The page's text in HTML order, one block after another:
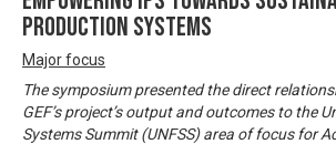
Production Systems
Major focus
The symposium presented the direct
GEF’s project’s output and outcomes to the
Systems Summit (UNFSS) area of focus for